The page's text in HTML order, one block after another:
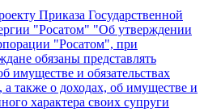
Приказа Государственной
"Росатом" "Об утверждении
"Росатом", при
обязаны представлять
имуществе и обязательствах
а также о доходах, об имуществе и
характера своих супруги